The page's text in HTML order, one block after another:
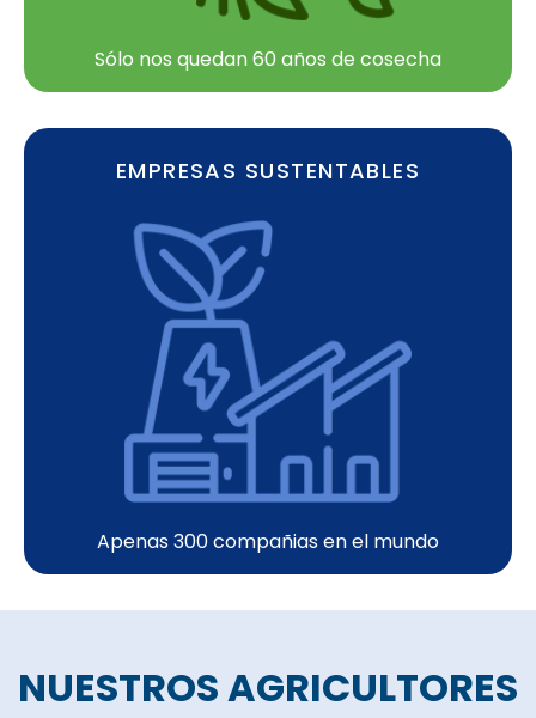
Sólo nos quedan 60 años de cosecha
EMPRESAS SUSTENTABLES
Apenas 300 compañias en el mundo
NUESTROS AGRICULTORES